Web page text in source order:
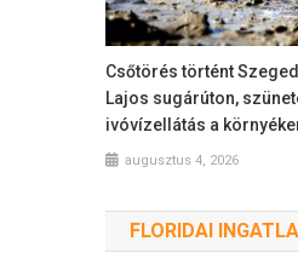
Csőtörés történt
Lajos sugárúton,
ivóvízellátás a
augusztus 4, 2026
FLORIDAI